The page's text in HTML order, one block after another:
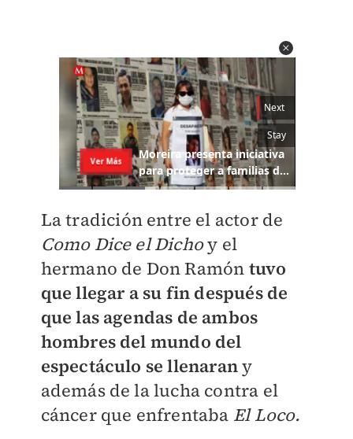
La tradición entre el actor de
Como Dice el Dichoy el
hermano de Don Ramón tuvo
que llegar a su fin después de
que las agendas de ambos
hombres del mundo del
espectáculo se llenarany
además de la lucha contra el
cáncer que enfrentaba El Loco.